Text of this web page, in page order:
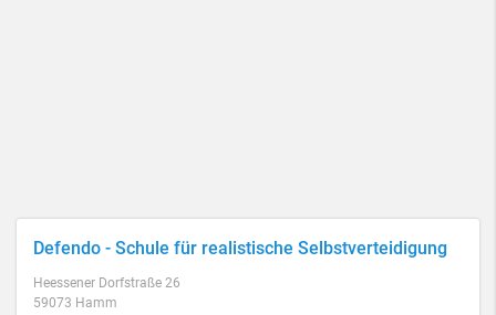
Defendo - Schule für realistische Selbstverteidigung
Heessener Dorfstraße 26
59073 Hamm